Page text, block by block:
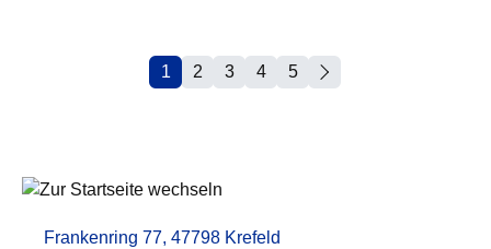
1 2 3 4 5
Frankenring 77, 47798 Krefeld